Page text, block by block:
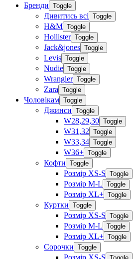
Бренди Toggle
Дивитись всі Toggle
H&M Toggle
Hollister Toggle
Jack&jones Toggle
Levis Toggle
Nudie Toggle
Wrangler Toggle
Zara Toggle
Чоловікам Toggle
Джинси Toggle
W28,29,30 Toggle
W31,32 Toggle
W33,34 Toggle
W36+ Toggle
Кофти Toggle
Розмір XS-S Toggle
Розмір M-L Toggle
Розмір XL+ Toggle
Куртки Toggle
Розмір XS-S Toggle
Розмір M-L Toggle
Розмір XL+ Toggle
Сорочки Toggle
Розмір XS-S